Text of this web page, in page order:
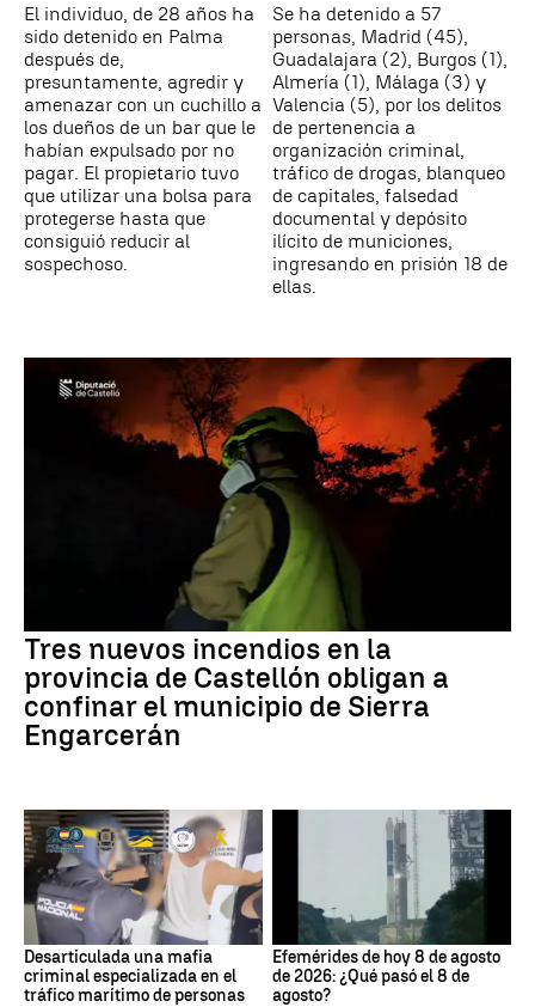
El individuo, de 28 años ha
sido detenido en Palma
después de,
presuntamente, agredir y
amenazar con un cuchillo a
los dueños de un bar que le
habían expulsado por no
pagar. El propietario tuvo
que utilizar una bolsa para
protegerse hasta que
consiguió reducir al
sospechoso.
Se ha detenido a 57
personas, Madrid (45),
Guadalajara (2), Burgos (1),
Almería (1), Málaga (3) y
Valencia (5), por los delitos
de pertenencia a
organización criminal,
tráfico de drogas, blanqueo
de capitales, falsedad
documental y depósito
ilícito de municiones,
ingresando en prisión 18 de
ellas.
Tres nuevos incendios en la
provincia de Castellón obligan a
confinar el municipio de Sierra
Engarcerán
Desarticulada una mafia
criminal especializada en el
tráfico marítimo de personas
Efemérides de hoy 8 de agosto
de 2026: ¿Qué pasó el 8 de
agosto?